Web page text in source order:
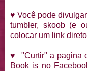
♥Você pode
tumbler, skoob (e
colocar um link
♥ "Curtir" a pagina
Book is no